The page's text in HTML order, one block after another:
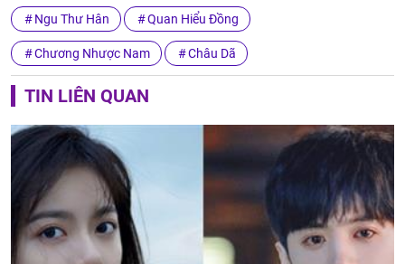
Ngu Thư Hân Quan Hiểu Đồng
Chương Nhược Nam Châu Dã
TIN LIÊN QUAN